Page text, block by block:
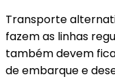
Transporte
fazem as linhas
também devem
de embarque e